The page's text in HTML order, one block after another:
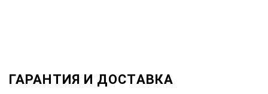
ГАРАНТИЯ И ДОСТАВКА